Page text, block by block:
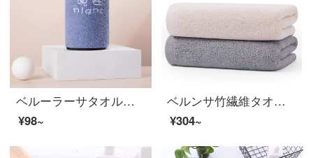
ベルーラーサタオル洗顔サンゴの柔らかい吸水性洗顔料乾燥男女厚いパーコおはようございます。
¥98~
ベルンサ竹繊維タオル家庭用ソフトな肌用の洗顔タオルです。水色の吸水速乾清潔なティッシュは軽やかに空気を通して、男女の洗顔パ浅黄+薄い灰です。
¥304~